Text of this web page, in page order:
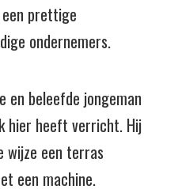
prettige
ondernemers.
en beleefde jongeman
hier heeft verricht. Hij
wijze een terras
een machine.